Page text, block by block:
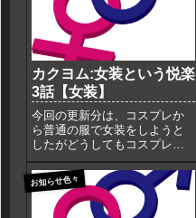
カクヨム:女装という悦楽
3話【女装】
今回の更新分は、コスプレか
ら普通の服で女装をしようと
したがどうしてもコスプレよ
りの派手な服になってしま
う。迷いつつも楽しんでるっ
て感じです。文章のみです
が、こちらもどうぞ♪日常と非
お知らせ色々